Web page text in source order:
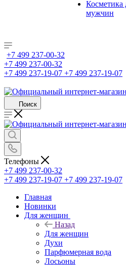
Косметика
мужчин
+7 499 237-00-32
+7 499 237-00-32
+7 499 237-19-07 +7 499 237-19-07
Поиск
Телефоны
+7 499 237-00-32
+7 499 237-19-07 +7 499 237-19-07
Главная
Новинки
Для женщин
Назад
Для женщин
Духи
Парфюмерная вода
Лосьоны